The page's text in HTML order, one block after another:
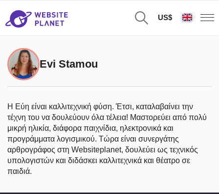
US$
Evi Stamou
Η Εύη είναι καλλιτεχνική φύση. Έτσι, καταλαβαίνει την
τέχνη του να δουλεύουν όλα τέλεια! Μαστορεύει από πολύ
μικρή ηλικία, διάφορα παιχνίδια, ηλεκτρονικά και
προγράμματα λογισμικού. Τώρα είναι συνεργάτης
αρθρογράφος στη Websiteplanet, δουλεύει ως τεχνικός
υπολογιστών και διδάσκει καλλιτεχνικά και θέατρο σε
παιδιά.